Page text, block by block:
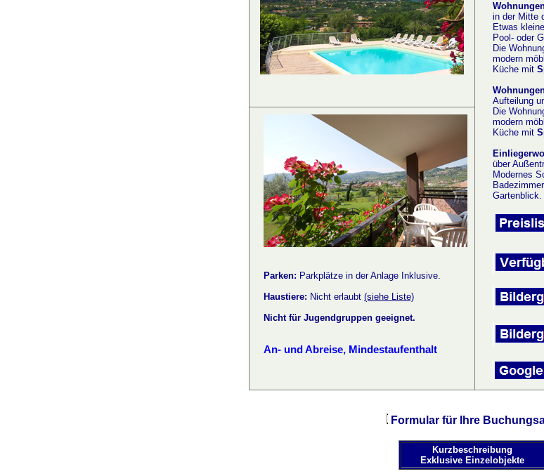
in der Mitte
Etwas
Pool- oder
Die
modern
Küche mit
Aufteilung
Die
modern
Küche mit
über
Modernes
Gartenblick.
Parken: Parkplätze in der Anlage Inklusive
Haustiere: Nicht erlaubt (siehe Liste)
Nicht für Jugendgruppen geeignet.
An- und Abreise, Mindestaufenthalt
Formular für Ihre
Kurzbeschreibung
Exklusive Einzelobjekte